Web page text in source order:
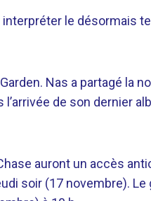
interpréter le désormais
Nas a partagé la
de son dernier
auront un accès
soir (17 novembre). Le